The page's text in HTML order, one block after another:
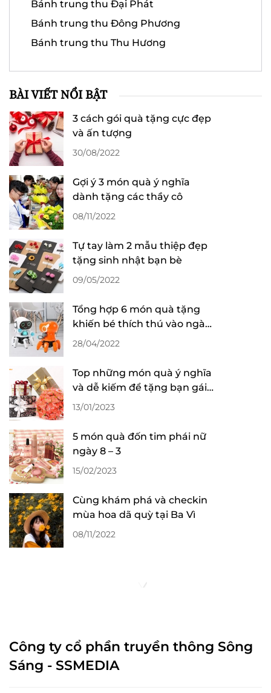
Bánh trung thu Đại Phát
Bánh trung thu Đông Phương
Bánh trung thu Thu Hương
BÀI VIẾT NỔI BẬT
3 cách gói quà tặng cực đẹp
và ấn tượng
30/08/2022
Gợi ý 3 món quà ý nghĩa
dành tặng các thầy cô
08/11/2022
Tự tay làm 2 mẫu thiệp đẹp
tặng sinh nhật bạn bè
09/05/2022
Tổng hợp 6 món quà tặng
khiến bé thích thú vào ngày
Quốc tế thiếu nhi
28/04/2022
Top những món quà ý nghĩa
và dễ kiếm để tặng bạn gái
nhân ngày valentine
13/01/2023
5 món quà đốn tim phái nữ
ngày 8 – 3
15/02/2023
Cùng khám phá và checkin
mùa hoa dã quỳ tại Ba Vì
08/11/2022
Công ty cổ phần truyền thông Sông
Sáng - SSMEDIA